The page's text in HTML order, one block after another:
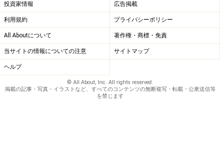
投資家情報 広告掲載
利用規約 プライバシーポリシー
All Aboutについて 著作権・商標・免責
当サイトの情報についての注意 サイトマップ
ヘルプ
© All About, Inc. All rights reserved.
掲載の記事・写真・イラストなど、すべてのコンテンツの無断複写・転載・公衆送信等
を禁じます